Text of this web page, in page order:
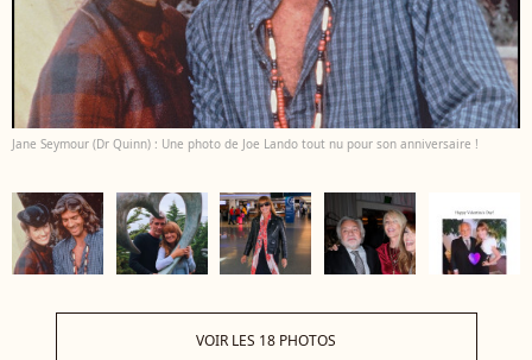
Jane Seymour (Dr Quinn) : Une photo de Joe Lando tout nu pour son anniversaire !
VOIR LES 18 PHOTOS